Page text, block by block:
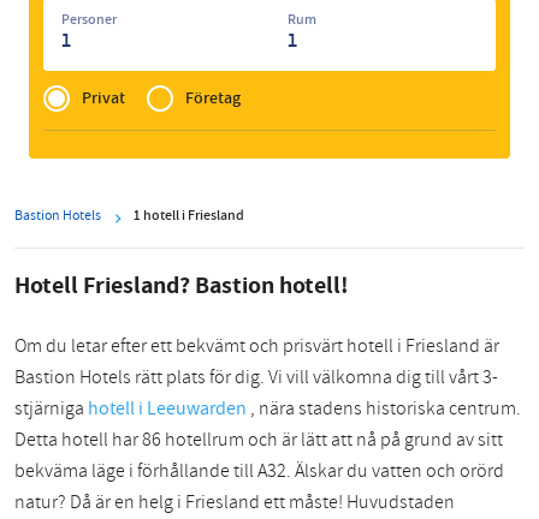
Personer
1
Rum
1
Privé
of
Zakelijk
Privat Företag
Bastion Hotels 1 hotell i Friesland
Hotell Friesland? Bastion hotell!
Om du letar efter ett bekvämt och prisvärt hotell i Friesland är
Bastion Hotels rätt plats för dig. Vi vill välkomna dig till vårt 3-
stjärniga hotell i Leeuwarden , nära stadens historiska centrum.
Detta hotell har 86 hotellrum och är lätt att nå på grund av sitt
bekväma läge i förhållande till A32. Älskar du vatten och orörd
natur? Då är en helg i Friesland ett måste! Huvudstaden